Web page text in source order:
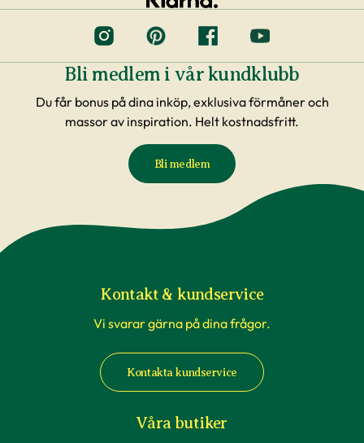
Bli medlem i vår kundklubb
Du får bonus på dina inköp, exklusiva förmåner och
massor av inspiration. Helt kostnadsfritt.
Bli medlem
Kontakt & kundservice
Vi svarar gärna på dina frågor.
Kontakta kundservice
Våra butiker